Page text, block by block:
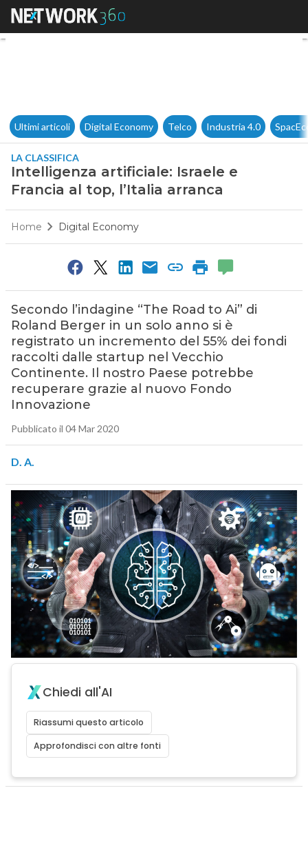
Intelligenza artificiale: Israele
Ultimi articoli Digital Economy Telco Industria 4.0
LA CLASSIFICA
Intelligenza artificiale: Israele e
Francia al top, l’Italia arranca
Home Digital Economy
Secondo l’indagine “The Road to Ai” di
Roland Berger in un solo anno si è
registrato un incremento del 55% dei fondi
raccolti dalle startup nel Vecchio
Continente. Il nostro Paese potrebbe
recuperare grazie al nuovo Fondo
Innovazione
Pubblicato il 04 Mar 2020
D. A.
Chiedi all'AI
Riassumi questo articolo
Approfondisci con altre fonti